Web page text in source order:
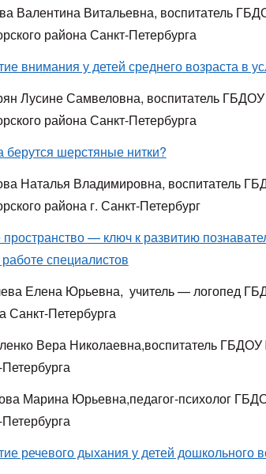
Валентина Витальевна, воспитатель
района Санкт-Петербурга
внимания у детей среднего возраста в
Лусине Самвеловна, воспитатель
района Санкт-Петербурга
берутся шерстяные нитки?
Наталья Владимировна, воспитатель
района г. Санкт-Петербург
— ключ к развитию
специалистов
Елена Юрьевна, учитель — логопед
Санкт-Петербурга
Вера Николаевна,воспитатель
Марина Юрьевна,педагог-психолог
речевого дыхания у детей дошкольного